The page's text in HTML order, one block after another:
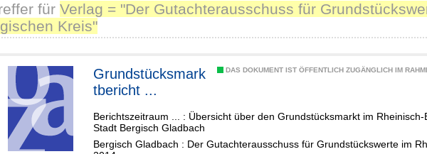
für Verlag = "Der Gutachterausschuss für
Kreis"
DAS DOKUMENT IST ÖFFENTLICH ZUGÄNGLICH IM
Grundstücksmark
tbericht ...
Berichtszeitraum ... : Übersicht über den Grundstücksmarkt im
Stadt Bergisch Gladbach
Bergisch Gladbach : Der Gutachterausschuss für Grundstückswerte im